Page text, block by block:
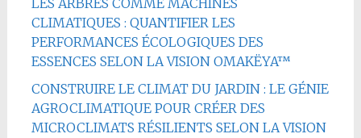
LES ARBRES COMME MACHINES
CLIMATIQUES : QUANTIFIER LES
PERFORMANCES ÉCOLOGIQUES DES
ESSENCES SELON LA VISION OMAKËYA™
CONSTRUIRE LE CLIMAT DU JARDIN : LE GÉNIE
AGROCLIMATIQUE POUR CRÉER DES
MICROCLIMATS RÉSILIENTS SELON LA VISION